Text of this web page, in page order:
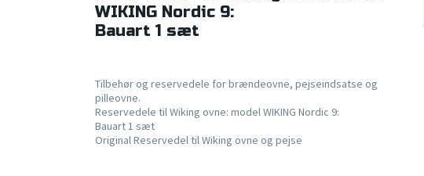
WIKING Nordic 9:
Bauart 1 sæt
Tilbehør og reservedele for brændeovne, pejseindsatse og
pilleovne.
Reservedele til Wiking ovne: model WIKING Nordic 9:
Bauart 1 sæt
Original Reservedel til Wiking ovne og pejse